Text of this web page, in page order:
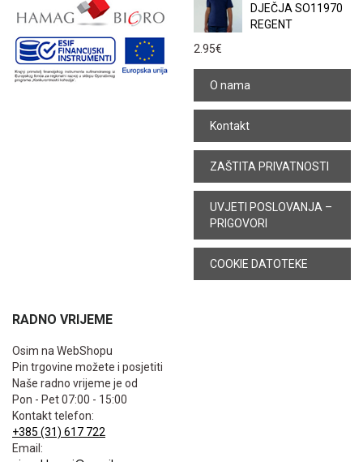
DJEČJA SO11970
REGENT
2.95€
O nama
Kontakt
ZAŠTITA PRIVATNOSTI
UVJETI POSLOVANJA –
PRIGOVORI
COOKIE DATOTEKE
RADNO VRIJEME
Osim na WebShopu
Pin trgovine možete i posjetiti
Naše radno vrijeme je od
Pon - Pet 07:00 - 15:00
Kontakt telefon:
+385 (31) 617 722
Email: